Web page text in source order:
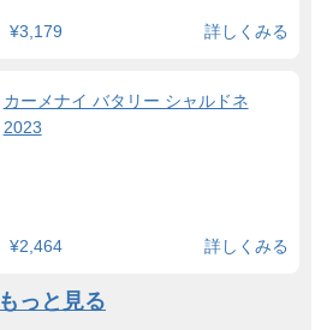
¥3,179 詳しくみる
カーメナイ バタリー シャルドネ
2023
¥2,464 詳しくみる
もっと見る